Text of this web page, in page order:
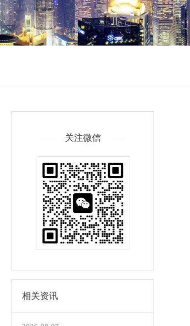
关注微信
相关资讯